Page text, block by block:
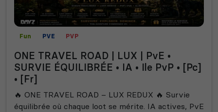
Fun PVE PVP
ONE TRAVEL ROAD | LUX | PvE •
SURVIE ÉQUILIBRÉE • IA • Ile PvP • [Pc]
• [Fr]
🔥 ONE TRAVEL ROAD – LUX REDUX 🔥 Survie
équilibrée où chaque loot se mérite. IA actives, PvE